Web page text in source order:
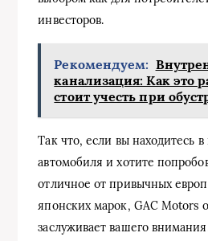
инвесторов.
Рекомендуем:
канализация: Как это
стоит учесть при
Так что, если вы находитесь в
автомобиля и хотите
отличное от привычных
японских марок, GAC Motors
заслуживает вашего